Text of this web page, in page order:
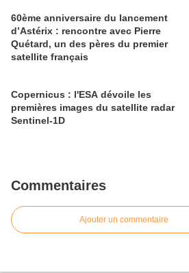
60ème anniversaire du lancement
d’Astérix : rencontre avec Pierre
Quétard, un des pères du premier
satellite français
Copernicus : l'ESA dévoile les
premières images du satellite radar
Sentinel-1D
Commentaires
Ajouter un commentaire